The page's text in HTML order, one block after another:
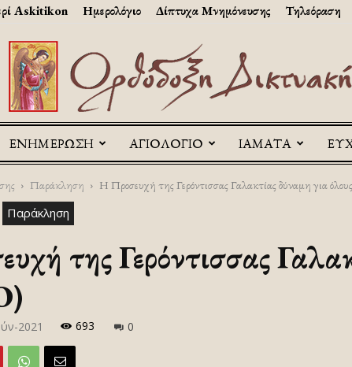
Askitikon Ημερολόγιο Δίπτυχα Μνημόνευσης Τηλεόραση
Askitikon
ΕΝΗΜΕΡΩΣΗ ΑΓΙΟΛΟΓΙΟ ΙΑΜΑΤΑ
Παράκληση Η Προσευχή της Γερόντισσας Γαλακτίας δύναμη για
Παράκληση
της Γερόντισσας
2021 693 0